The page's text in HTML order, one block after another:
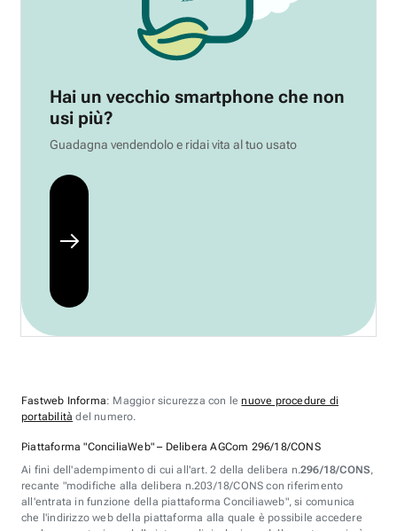
Hai un vecchio smartphone che non
usi più?
Guadagna vendendolo e ridai vita al tuo usato
Fastweb Informa: Maggior sicurezza con lenuove procedure di
portabilità del numero.
Piattaforma "ConciliaWeb" – Delibera AGCom 296/18/CONS
Ai fini dell'adempimento di cui all'art. 2 della delibera n.296/18/CONS,
recante "modifiche alla delibera n.203/18/CONS con riferimento
all'entrata in funzione della piattaforma Conciliaweb", si comunica
che l'indirizzo web della piattaforma alla quale è possibile accedere